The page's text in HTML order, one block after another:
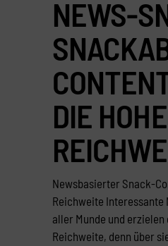
NEWS-
DIE HOHE
Newsbasierter Snack-
Reichweite Interessante
aller Munde und erzielen
Reichweite, denn über